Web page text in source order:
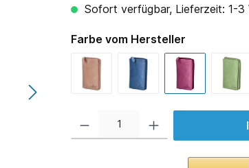
Sofort verfügbar, Lieferzeit: 1-3
Farbe vom Hersteller